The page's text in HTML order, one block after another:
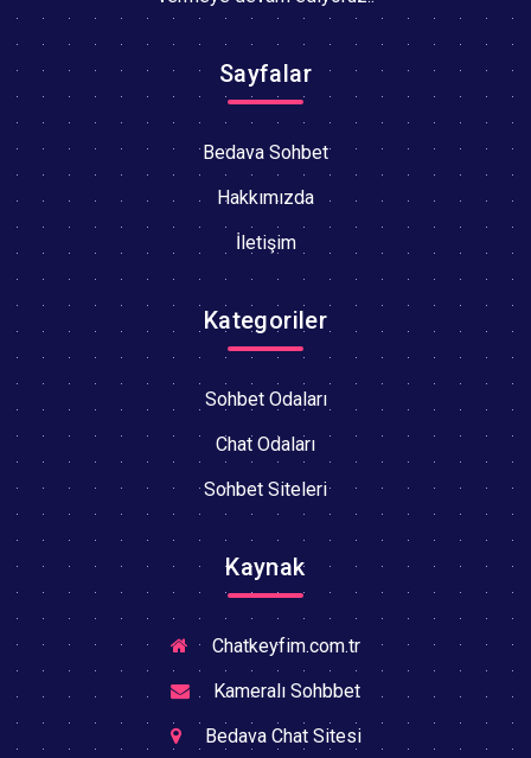
Sayfalar
Bedava Sohbet
Hakkımızda
İletişim
Kategoriler
Sohbet Odaları
Chat Odaları
Sohbet Siteleri
Kaynak
Chatkeyfim.com.tr
Kameralı Sohbbet
Bedava Chat Sitesi